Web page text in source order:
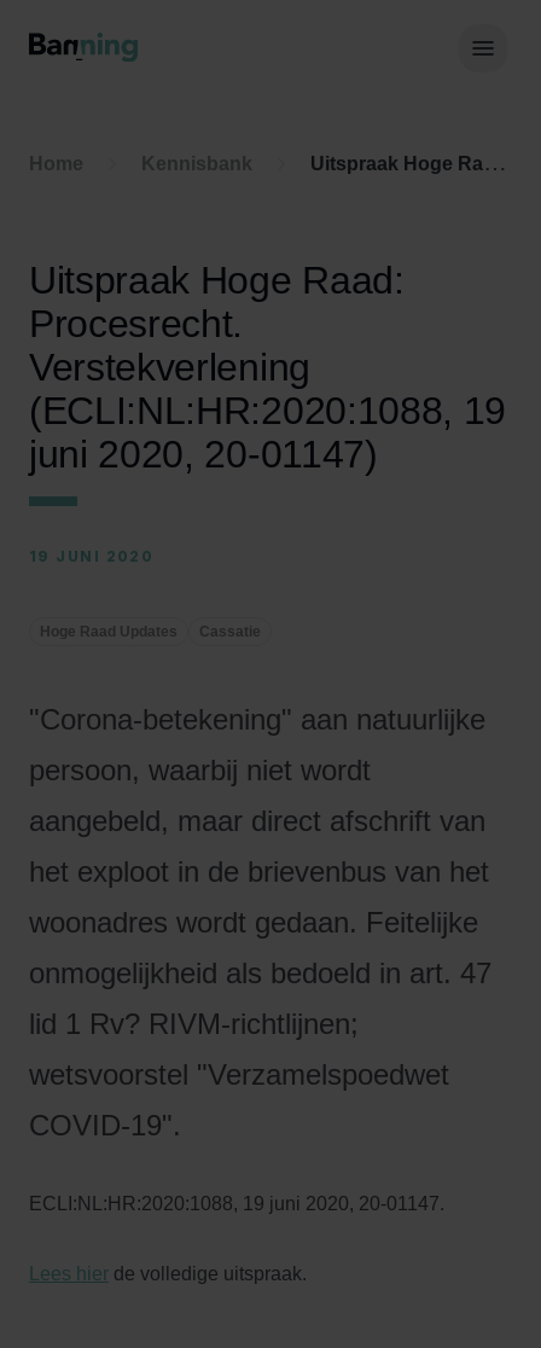
Home Kennisbank Uitspraak Hoge Raad: Procesrecht. Verstekverlening (ECLI:NL:HR:2020:1088, 19 juni 2020, 20-01147)
Uitspraak Hoge Raad:
Procesrecht.
Verstekverlening
(ECLI:NL:HR:2020:1088, 19
juni 2020, 20-01147)
19 JUNI 2020
Hoge Raad Updates Cassatie
"Corona-betekening" aan natuurlijke
persoon, waarbij niet wordt
aangebeld, maar direct afschrift van
het exploot in de brievenbus van het
woonadres wordt gedaan. Feitelijke
onmogelijkheid als bedoeld in art. 47
lid 1 Rv? RIVM-richtlijnen;
wetsvoorstel "Verzamelspoedwet
COVID-19".
ECLI:NL:HR:2020:1088, 19 juni 2020, 20-01147.
Lees hier de volledige uitspraak.